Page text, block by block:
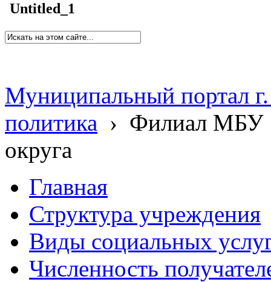
Untitled_1
Муниципальный портал
политика › Филиал МБУ
округа
Главная
Структура учреждения
Виды социальных
Численность